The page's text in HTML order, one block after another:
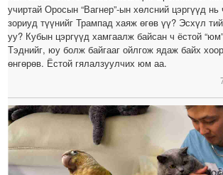
учиртай Оросын “Вагнер”-ын хөлсний цэргүүд нь
зориуд түүнийг Трампад хаяж өгөв үү? Эсхүл
уу? Кубын цэргүүд хамгаалж байсан ч ёстой
Тэднийг, юу болж байгааг ойлгож ядаж байх
өнгөрөв. Ёстой гялалзуулчих юм аа.